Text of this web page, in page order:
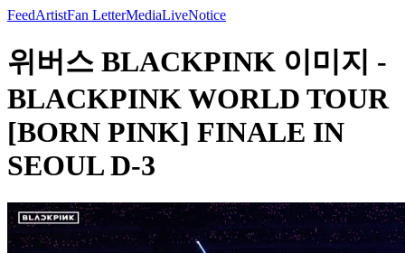
FeedArtistFan LetterMediaLiveNotice
위버스 BLACKPINK 이미지 -
BLACKPINK WORLD TOUR
[BORN PINK] FINALE IN
SEOUL D-3